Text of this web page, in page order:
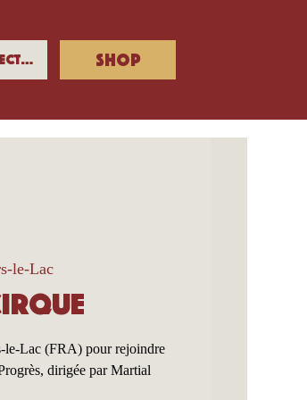
SHOP
le-Lac
le-Lac (FRA) pour rejoindre
dirigée par Martial